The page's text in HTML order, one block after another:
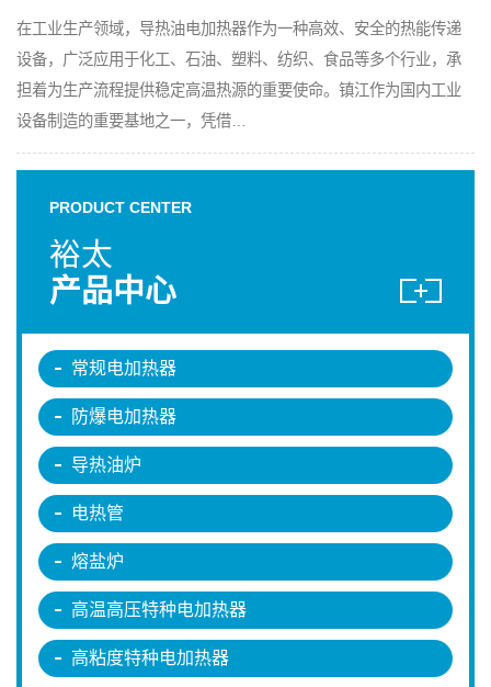
在工业生产领域，导热油电加热器作为一种高效、安全的热能传递
设备，广泛应用于化工、石油、塑料、纺织、食品等多个行业，承
担着为生产流程提供稳定高温热源的重要使命。镇江作为国内工业
设备制造的重要基地之一，凭借…
PRODUCT CENTER
裕太
产品中心
常规电加热器
防爆电加热器
导热油炉
电热管
熔盐炉
高温高压特种电加热器
高粘度特种电加热器